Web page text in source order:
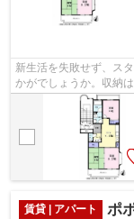
新生活を失敗せず、ス
かがでしょうか。収納
ているので、衣類や日
賃貸 | アパート ポ